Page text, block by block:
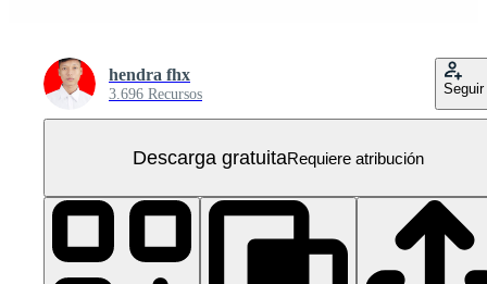
hendra fhx
3.696 Recursos Seguir
Descarga gratuitaRequiere atribución